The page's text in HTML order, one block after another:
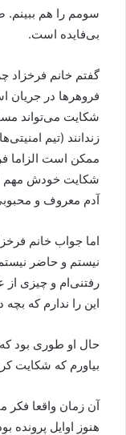
سومم را هم ببینم.
بی‌فایده است.
گفتم خانم فرخزاد
فروهرها در
شکایت می‌تواند
زندانند (تیم
ممکن است الزاما
شکایت خودش مهم
آدم معروف و
اما جواب خانم
نیستم و حاضر
رفتنی‌ام و چیزی از
این را ندارم که
حال او طوری بود که
بیاورم که شکایت
آن زمان واقعا فکر
هنوز اوایل پرونده